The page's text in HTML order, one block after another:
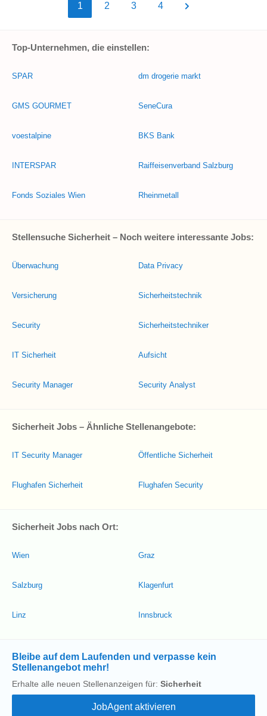
1 2 3 4
Top-Unternehmen, die einstellen:
SPAR
GMS GOURMET
voestalpine
INTERSPAR
Fonds Soziales Wien
dm drogerie markt
SeneCura
BKS Bank
Raiffeisenverband Salzburg
Rheinmetall
Stellensuche Sicherheit – Noch weitere interessante Jobs:
Überwachung
Versicherung
Security
IT Sicherheit
Security Manager
Data Privacy
Sicherheitstechnik
Sicherheitstechniker
Aufsicht
Security Analyst
Sicherheit Jobs – Ähnliche Stellenangebote:
IT Security Manager
Flughafen Sicherheit
Öffentliche Sicherheit
Flughafen Security
Sicherheit Jobs nach Ort:
Wien
Salzburg
Linz
Graz
Klagenfurt
Innsbruck
Bleibe auf dem Laufenden und verpasse kein
Stellenangebot mehr!
Erhalte alle neuen Stellenanzeigen für: Sicherheit